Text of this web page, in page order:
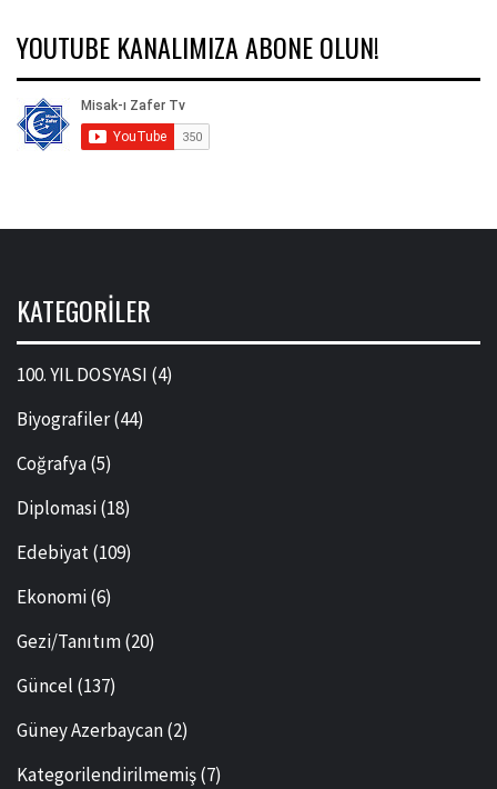
YOUTUBE KANALIMIZA ABONE OLUN!
KATEGORILER
100. YIL DOSYASI (4)
Biyografiler(44)
Coğrafya(5)
Diplomasi(18)
Edebiyat(109)
Ekonomi(6)
Gezi/Tanıtım(20)
Güncel (137)
Güney Azerbaycan(2)
Kategorilendirilmemiş(7)